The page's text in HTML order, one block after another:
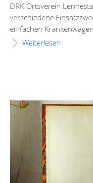
DRK Ortsverein
verschiedene
einfachen
Weiterlesen